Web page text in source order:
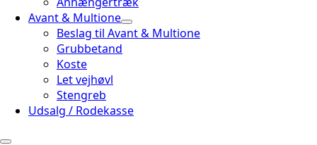
Avant & Multione
Beslag til Avant & Multione
Grubbetand
Koste
Let vejhøvl
Stengreb
Udsalg / Rodekasse